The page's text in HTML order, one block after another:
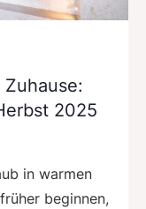
2025
in warmen
beginnen,